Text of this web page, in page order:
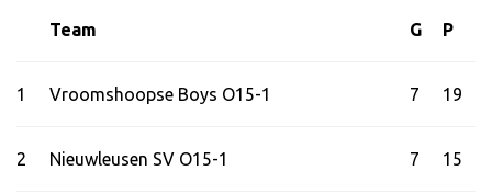
Team G P
1 Vroomshoopse Boys O15-1 7 19
2 Nieuwleusen SV O15-1 7 15